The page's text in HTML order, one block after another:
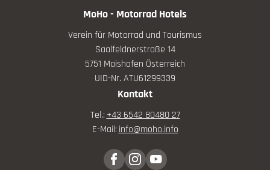
MoHo - Motorrad Hotels
Verein für Motorrad und Tourismus
Saalfeldnerstraße 14
5751 Maishofen Österreich
UID-Nr. ATU61299339
Kontakt
Tel.: +43 6542 80480 27
E-Mail: info@moho.info